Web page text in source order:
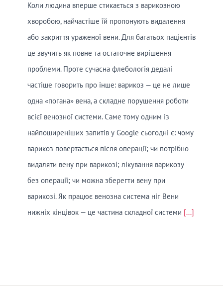
Коли людина вперше стикається з варикозною
хворобою, найчастіше їй пропонують видалення
або закриття ураженої вени. Для багатьох пацієнтів
це звучить як повне та остаточне вирішення
проблеми. Проте сучасна флебологія дедалі
частіше говорить про інше: варикоз — це не лише
одна «погана» вена, а складне порушення роботи
всієї венозної системи. Саме тому одним із
найпоширеніших запитів у Google сьогодні є: чому
варикоз повертається після операції; чи потрібно
видаляти вену при варикозі; лікування варикозу
без операції; чи можна зберегти вену при
варикозі. Як працює венозна система ніг Вени
нижніх кінцівок — це частина складної системи [...]